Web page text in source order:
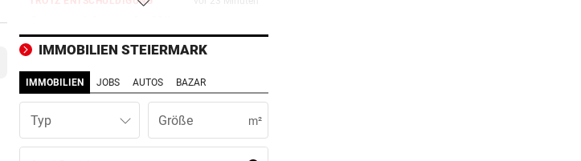
Aufstand gegen Kanzler
SCHLÜSSEL IM PKW
Dreijähriger Bub wurde aus
heißem Auto gerettet
„BACKROOMS“ vor einer Stunde
IMMOBILIEN STEIERMARK
IMMOBILIEN JOBS AUTOS BAZAR
Typ m²